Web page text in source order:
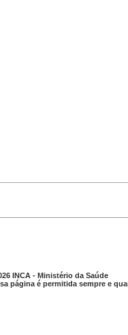
INCA - Ministério da Saúde
página é permitida sempre e